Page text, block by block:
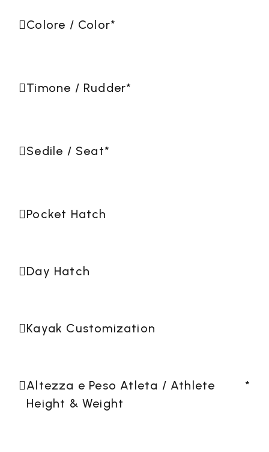
Colore / Color*
Timone / Rudder*
Sedile / Seat*
Pocket Hatch
Day Hatch
Kayak Customization
Altezza e Peso Atleta / Athlete
Height & Weight
*